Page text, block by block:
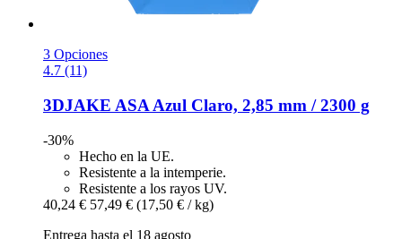
3 Opciones
4.7 (11)
3DJAKE ASA Azul Claro, 2,85 mm / 2300 g
-30%
Hecho en la UE.
Resistente a la intemperie.
Resistente a los rayos UV.
40,24 € 57,49 € (17,50 € / kg)
Entrega hasta el 18 agosto